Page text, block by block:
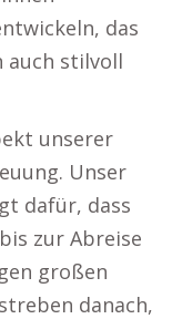
das
auch stilvoll
unserer
Unser
dafür, dass
zur Abreise
großen
danach,